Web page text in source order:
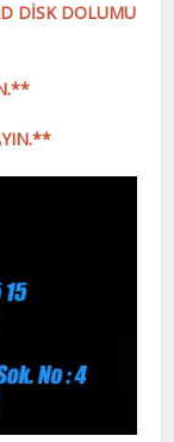
DİSK DOLUMU